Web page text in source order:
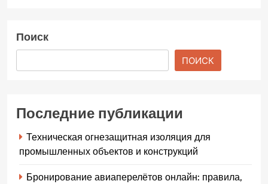
Поиск
ПОИСК
Последние публикации
Техническая огнезащитная изоляция для
промышленных объектов и конструкций
Бронирование авиаперелётов онлайн: правила,